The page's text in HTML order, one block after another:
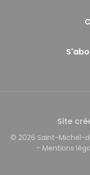
Site
© 2026 Saint-Michel-
- Mentions